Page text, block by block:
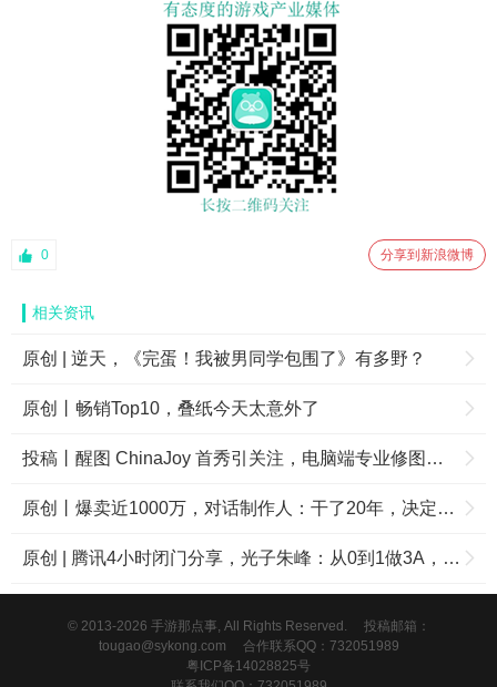
0 分享到新浪微博
相关资讯
原创 | 逆天，《完蛋！我被男同学包围了》有多野？
原创丨畅销Top10，叠纸今天太意外了
投稿丨醒图 ChinaJoy 首秀引关注，电脑端专业修图成摄影师新选择
原创丨爆卖近1000万，对话制作人：干了20年，决定在中国拼一把
原创 | 腾讯4小时闭门分享，光子朱峰：从0到1做3A，坚守长期主义
© 2013-2026 手游那点事, All Rights Reserved.
投稿邮箱：
tougao@sykong.com 合作联系QQ：732051989
粤ICP备14028825号